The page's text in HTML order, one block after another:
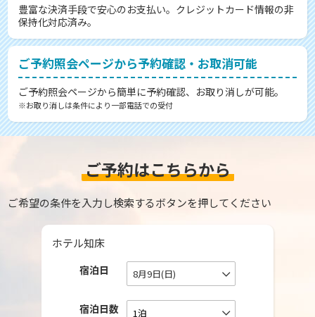
豊富な決済手段で安心のお支払い。クレジットカード情報の非
保持化対応済み。
ご予約照会ページから予約確認・お取消可能
ご予約照会ページから簡単に予約確認、お取り消しが可能。
※お取り消しは条件により一部電話での受付
ご予約はこちらから
ご希望の条件を入力し検索するボタンを押してください
ホテル知床
宿泊日 8月9日(日)
宿泊日数